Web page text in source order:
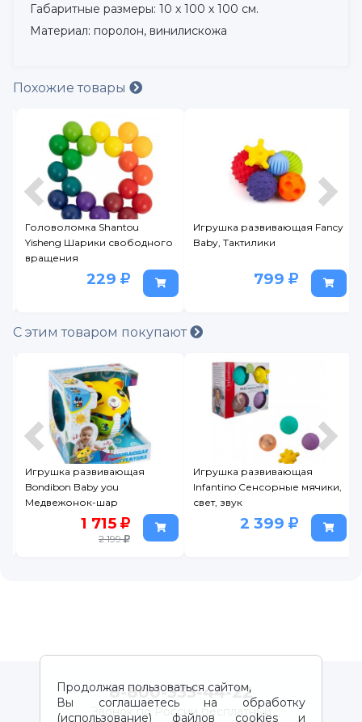
Габаритные размеры: 10 х 100 х 100 см.
Материал: поролон, винилискожа
Похожие товары
Головоломка Shantou
Yisheng Шарики свободного
вращения
229
Игрушка развивающая Fancy
Baby, Тактилики
799
С этим товаром покупают
Игрушка развивающая
Bondibon Baby you
Медвежонок-шар
1 715
2 199
Игрушка развивающая
Infantino Сенсорные мячики,
свет, звук
2 399
Продолжая пользоваться сайтом,
Вы соглашаетесь на обработку
(использование) файлов cookies и
8-800-333-44-22
Звонок по России бесплатный